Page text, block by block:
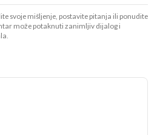
svoje mišljenje, postavite pitanja ili ponudite
može potaknuti zanimljiv dijalog i